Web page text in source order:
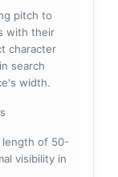
pitch to
with their
character
search
width.
length of 50-
visibility in